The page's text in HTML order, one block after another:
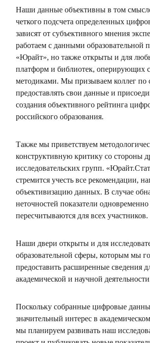
Наши данные объективны в том
четкого подсчета определенных
зависят от субъективного мнения
работаем с данными образовательной
«Юрайт», но также открыты и для
платформ и библиотек, оперирующих
методиками. Мы призываем коллег по
предоставлять свои данные и
создания объективного рейтинга
российского образования.
Также мы приветствуем
конструктивную критику со стороны
исследовательских групп.
стремится учесть все рекомендации,
объективизацию данных. В случае
неточностей показатели одновременно
пересчитываются для всех участников.
Наши двери открыты и для
образовательной сферы, которым мы
предоставить расширенные сведения
академической и научной
Поскольку собранные цифровые
значительный интерес в
мы планируем развивать наш